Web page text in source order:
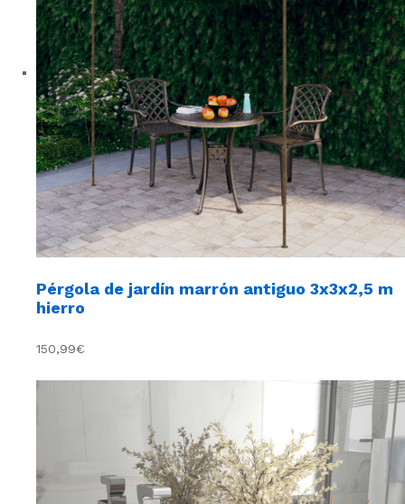
Pérgola de jardín marrón antiguo 3x3x2,5 m
hierro
150,99€